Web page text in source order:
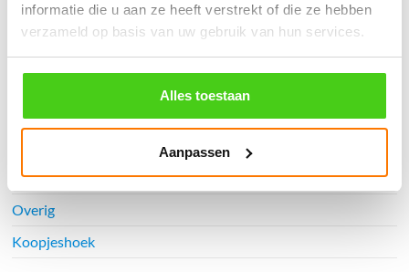
informatie die u aan ze heeft verstrekt of die ze hebben
verzameld op basis van uw gebruik van hun services.
Alles toestaan
Aanpassen
Touwladders
Interieur
Dier-agri
Overig
Koopjeshoek